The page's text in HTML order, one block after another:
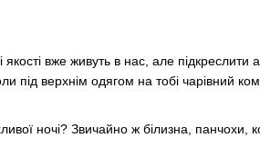
якості вже живуть в нас, але
під верхнім одягом на тобі чарівний
ночі? Звичайно ж білизна, панчохи,